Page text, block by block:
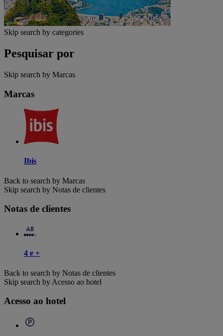
Skip search by categories
Pesquisar por
Skip search by Marcas
Marcas
Ibis
Back to search by Marcas
Skip search by Notas de clientes
Notas de clientes
4 e +
Back to search by Notas de clientes
Skip search by Acesso ao hotel
Acesso ao hotel